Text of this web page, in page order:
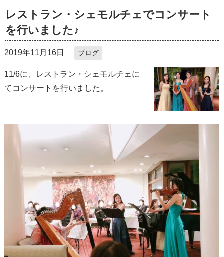
レストラン・シェモルチェでコンサート
を行いました♪
2019年11月16日 ブログ
11/6に、レストラン・シェモルチェに
てコンサートを行いました。